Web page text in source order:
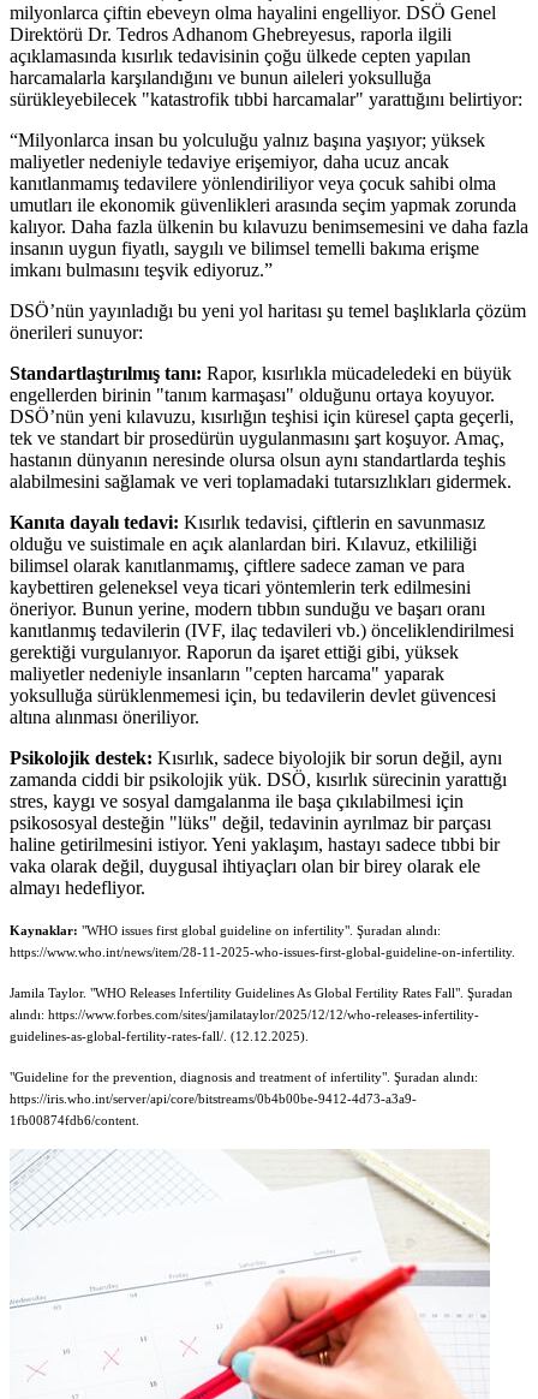
milyonlarca çiftin ebeveyn olma hayalini engelliyor. DSÖ Genel
Direktörü Dr. Tedros Adhanom Ghebreyesus, raporla ilgili
açıklamasında kısırlık tedavisinin çoğu ülkede cepten yapılan
harcamalarla karşılandığını ve bunun aileleri yoksulluğa
sürükleyebilecek "katastrofik tıbbi harcamalar" yarattığını belirtiyor:
“Milyonlarca insan bu yolculuğu yalnız başına yaşıyor; yüksek
maliyetler nedeniyle tedaviye erişemiyor, daha ucuz ancak
kanıtlanmamış tedavilere yönlendiriliyor veya çocuk sahibi olma
umutları ile ekonomik güvenlikleri arasında seçim yapmak zorunda
kalıyor. Daha fazla ülkenin bu kılavuzu benimsemesini ve daha fazla
insanın uygun fiyatlı, saygılı ve bilimsel temelli bakıma erişme
imkanı bulmasını teşvik ediyoruz.”
DSÖ’nün yayınladığı bu yeni yol haritası şu temel başlıklarla çözüm
önerileri sunuyor:
Standartlaştırılmış tanı: Rapor, kısırlıkla mücadeledeki en büyük
engellerden birinin "tanım karmaşası" olduğunu ortaya koyuyor.
DSÖ’nün yeni kılavuzu, kısırlığın teşhisi için küresel çapta geçerli,
tek ve standart bir prosedürün uygulanmasını şart koşuyor. Amaç,
hastanın dünyanın neresinde olursa olsun aynı standartlarda teşhis
alabilmesini sağlamak ve veri toplamadaki tutarsızlıkları gidermek.
Kanıta dayalı tedavi: Kısırlık tedavisi, çiftlerin en savunmasız
olduğu ve suistimale en açık alanlardan biri. Kılavuz, etkililiği
bilimsel olarak kanıtlanmamış, çiftlere sadece zaman ve para
kaybettiren geleneksel veya ticari yöntemlerin terk edilmesini
öneriyor. Bunun yerine, modern tıbbın sunduğu ve başarı oranı
kanıtlanmış tedavilerin (IVF, ilaç tedavileri vb.) önceliklendirilmesi
gerektiği vurgulanıyor. Raporun da işaret ettiği gibi, yüksek
maliyetler nedeniyle insanların "cepten harcama" yaparak
yoksulluğa sürüklenmemesi için, bu tedavilerin devlet güvencesi
altına alınması öneriliyor.
Psikolojik destek: Kısırlık, sadece biyolojik bir sorun değil, aynı
zamanda ciddi bir psikolojik yük. DSÖ, kısırlık sürecinin yarattığı
stres, kaygı ve sosyal damgalanma ile başa çıkılabilmesi için
psikososyal desteğin "lüks" değil, tedavinin ayrılmaz bir parçası
haline getirilmesini istiyor. Yeni yaklaşım, hastayı sadece tıbbi bir
vaka olarak değil, duygusal ihtiyaçları olan bir birey olarak ele
almayı hedefliyor.
Kaynaklar: "WHO issues first global guideline on infertility". Şuradan alındı:
https://www.who.int/news/item/28-11-2025-who-issues-first-global-guideline-on-infertility.
Jamila Taylor. "WHO Releases Infertility Guidelines As Global Fertility Rates Fall". Şuradan
alındı: https://www.forbes.com/sites/jamilataylor/2025/12/12/who-releases-infertility-
guidelines-as-global-fertility-rates-fall/. (12.12.2025).
"Guideline for the prevention, diagnosis and treatment of infertility". Şuradan alındı:
https://iris.who.int/server/api/core/bitstreams/0b4b00be-9412-4d73-a3a9-
1fb00874fdb6/content.